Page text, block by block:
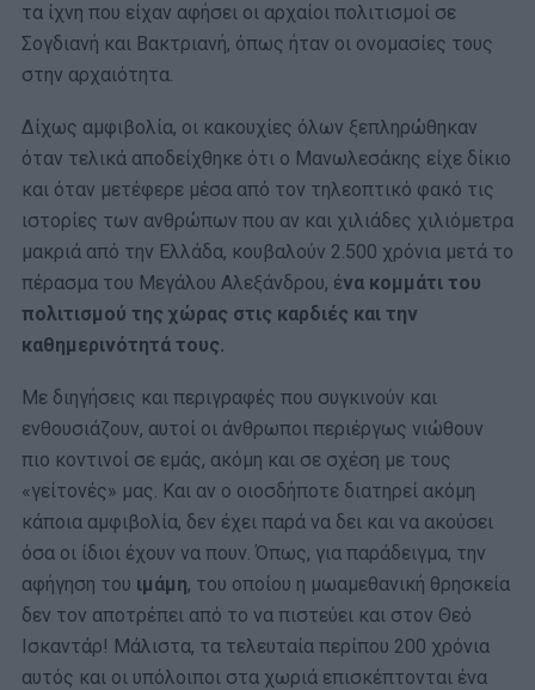
τα ίχνη που είχαν αφήσει οι αρχαίοι πολιτισμοί σε
Σογδιανή και Βακτριανή, όπως ήταν οι ονομασίες τους
στην αρχαιότητα.
Δίχως αμφιβολία, οι κακουχίες όλων ξεπληρώθηκαν
όταν τελικά αποδείχθηκε ότι ο Μανωλεσάκης είχε δίκιο
και όταν μετέφερε μέσα από τον τηλεοπτικό φακό τις
ιστορίες των ανθρώπων που αν και χιλιάδες χιλιόμετρα
μακριά από την Ελλάδα, κουβαλούν 2.500 χρόνια μετά το
πέρασμα του Μεγάλου Αλεξάνδρου, ένα κομμάτι του
πολιτισμού της χώρας στις καρδιές και την
καθημερινότητά τους.
Με διηγήσεις και περιγραφές που συγκινούν και
ενθουσιάζουν, αυτοί οι άνθρωποι περιέργως νιώθουν
πιο κοντινοί σε εμάς, ακόμη και σε σχέση με τους
«γείτονές» μας. Και αν ο οιοσδήποτε διατηρεί ακόμη
κάποια αμφιβολία, δεν έχει παρά να δει και να ακούσει
όσα οι ίδιοι έχουν να πουν. Όπως, για παράδειγμα, την
αφήγηση του ιμάμη, του οποίου η μωαμεθανική θρησκεία
δεν τον αποτρέπει από το να πιστεύει και στον Θεό
Ισκαντάρ! Μάλιστα, τα τελευταία περίπου 200 χρόνια
αυτός και οι υπόλοιποι στα χωριά επισκέπτονται ένα